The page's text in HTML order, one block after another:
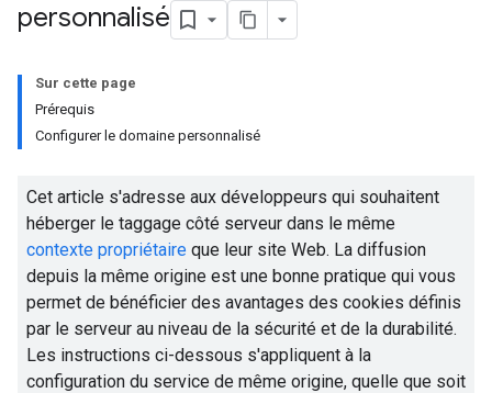
personnalisé
Sur cette page
Prérequis
Configurer le domaine personnalisé
Cet article s'adresse aux développeurs qui souhaitent
héberger le taggage côté serveur dans le même
contexte propriétaire que leur site Web. La diffusion
depuis la même origine est une bonne pratique qui vous
permet de bénéficier des avantages des cookies définis
par le serveur au niveau de la sécurité et de la durabilité.
Les instructions ci-dessous s'appliquent à la
configuration du service de même origine, quelle que soit